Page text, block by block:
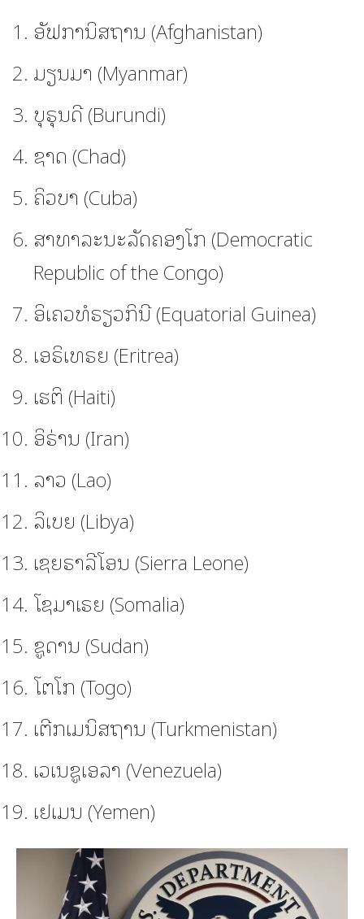
ອັຟການິສຖານ (Afghanistan)
ມຽນມາ (Myanmar)
ບຸຣຸນດີ (Burundi)
ຊາດ (Chad)
ຄິວບາ (Cuba)
ສາທາລະນະລັດຄອງໂກ (Democratic
Republic of the Congo)
ອິເຄວທໍຣຽວກິນີ (Equatorial Guinea)
ເອຣິເທຣຍ (Eritrea)
ເຮຕິ (Haiti)
ອິຣ່ານ (Iran)
ລາວ (Lao)
ລິເບຍ (Libya)
ເຊຍຣາລີໂອນ (Sierra Leone)
ໂຊມາເຣຍ (Somalia)
ຊູດານ (Sudan)
ໂຕໂກ (Togo)
ເຕີກເມນິສຖານ (Turkmenistan)
ເວເນຊູເອລາ (Venezuela)
ເຢເມນ (Yemen)